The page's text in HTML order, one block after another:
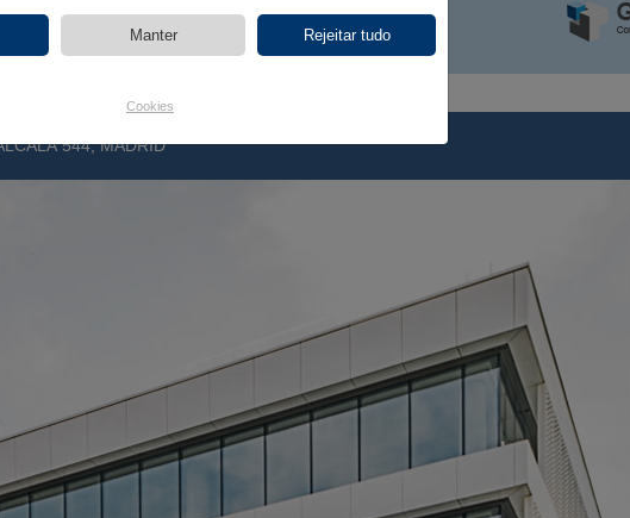
Cookies
544, MADRID
MADRID (ESPANHA)
> Área construída.17.597
> Arquiteto. Fenwick Iribarren.
* Certificação LEED Platinium.